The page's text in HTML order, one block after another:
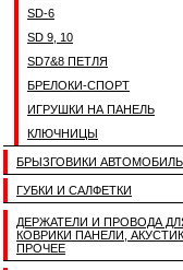
SD-6
SD 9, 10
SD7&8 ПЕТЛЯ
БРЕЛОКИ-СПОРТ
ИГРУШКИ НА ПАНЕЛЬ
КЛЮЧНИЦЫ
БРЫЗГОВИКИ
ГУБКИ И САЛФЕТКИ
ДЕРЖАТЕЛИ И ПРОВОДА
КОВРИКИ ПАНЕЛИ,
ПРОЧЕЕ